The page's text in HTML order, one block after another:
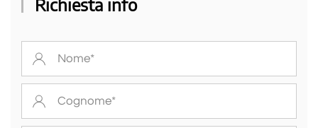
Richiesta info